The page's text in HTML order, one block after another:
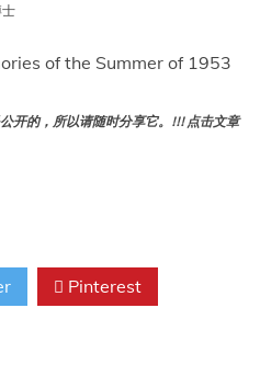
of the Summer of 1953
开的，所以请随时分享它。!!! 点击文章
Pinterest